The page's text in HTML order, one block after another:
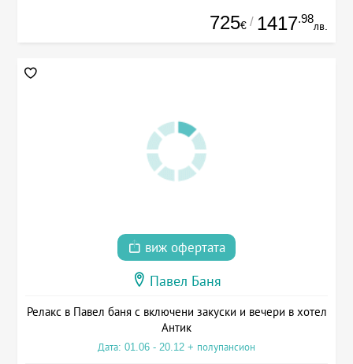
725€ / 1417.98
лв.
виж офертата
Павел Баня
Релакс в Павел баня с включени закуски и вечери в хотел
Антик
Дата: 01.06 - 20.12 + полупансион